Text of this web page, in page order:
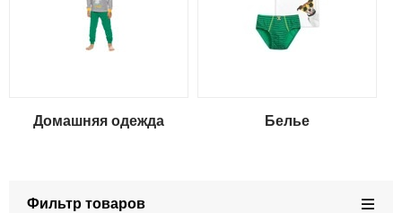
Домашняя одежда Белье
Фильтр товаров